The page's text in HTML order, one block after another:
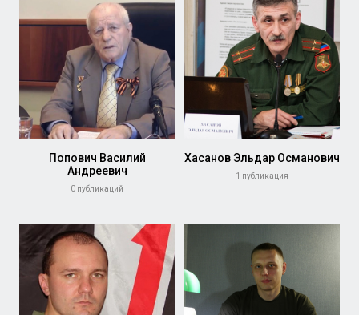
Попович Василий
Андреевич
0 публикаций
Хасанов Эльдар Османович
1 публикация